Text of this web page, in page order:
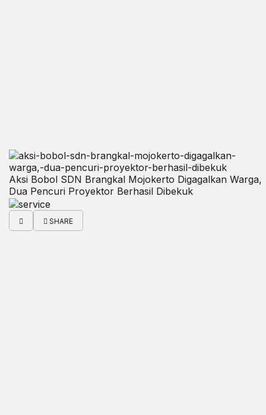
Aksi Bobol SDN Brangkal Mojokerto Digagalkan Warga,
Dua Pencuri Proyektor Berhasil Dibekuk
SHARE